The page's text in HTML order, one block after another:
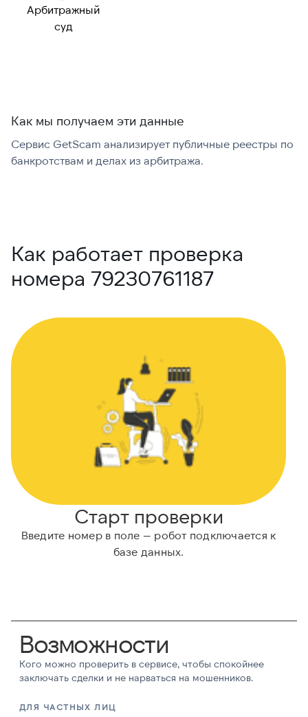
Можно набрать
международно:
Арбитражный
суд
Как мы получаем эти данные
Сервис GetScam анализирует публичные реестры по
банкротствам и делах из арбитража.
Как работает проверка
номера 79230761187
Старт проверки
Введите номер в поле — робот подключается к
базе данных.
Возможности
Кого можно проверить в сервисе, чтобы спокойнее
заключать сделки и не нарваться на мошенников.
ДЛЯ ЧАСТНЫХ ЛИЦ